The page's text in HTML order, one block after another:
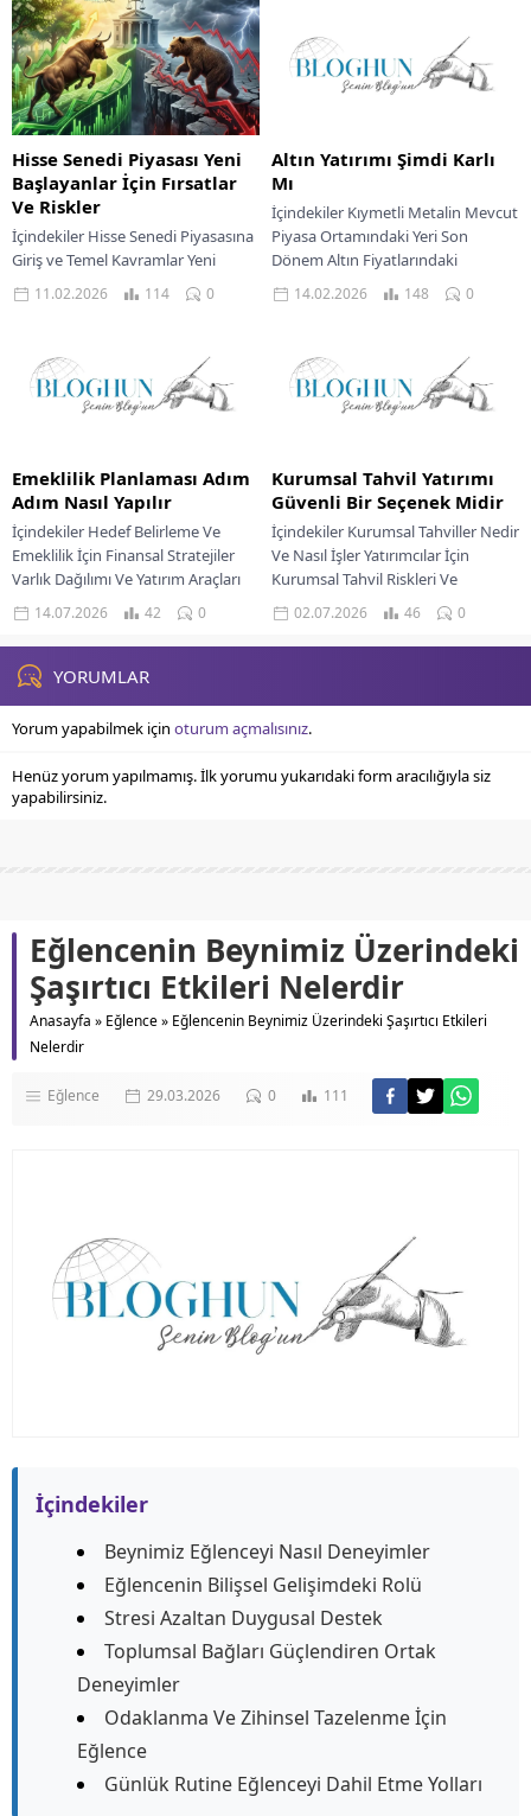
Yeni Normal Ekonominin...
Hisse Senedi Piyasası Yeni
Başlayanlar İçin Fırsatlar
Ve Riskler
İçindekiler Hisse Senedi Piyasasına
Giriş ve Temel Kavramlar Yeni
Başlayanlar İçin Hisse Senedi
Piyasasının Sunduğu Fırsatlar
11.02.2026 114 0
Altın Yatırımı Şimdi Karlı
Mı
İçindekiler Kıymetli Metalin Mevcut
Piyasa Ortamındaki Yeri Son
Dönem Altın Fiyatlarındaki
Dalgalanmalar Altın Değerlemesini
Etkileyen Temel Unsurlar Enflasyon
14.02.2026 148 0
Emeklilik Planlaması Adım
Adım Nasıl Yapılır
İçindekiler Hedef Belirleme Ve
Emeklilik İçin Finansal Stratejiler
Varlık Dağılımı Ve Yatırım Araçları
Emeklilik Planlamasında Risk
Yönetimi Geleceğe Yönelik
İhtimali...
14.07.2026 42 0
Kurumsal Tahvil Yatırımı
Güvenli Bir Seçenek Midir
İçindekiler Kurumsal Tahviller Nedir
Ve Nasıl İşler Yatırımcılar İçin
Kurumsal Tahvil Riskleri Ve
Avantajları Kurumsal Tahvil
Yatırımında Ek Riskler Geleceğe...
02.07.2026 46 0
YORUMLAR
Yorum yapabilmek için oturum açmalısınız.
Henüz yorum yapılmamış. İlk yorumu yukarıdaki form aracılığıyla siz
yapabilirsiniz.
Eğlencenin Beynimiz Üzerindeki
Şaşırtıcı Etkileri Nelerdir
Anasayfa » Eğlence» Eğlencenin Beynimiz Üzerindeki Şaşırtıcı Etkileri
Nelerdir
Eğlence 29.03.2026 0 111
İçindekiler
Beynimiz Eğlenceyi Nasıl Deneyimler
Eğlencenin Bilişsel Gelişimdeki Rolü
Stresi Azaltan Duygusal Destek
Toplumsal Bağları Güçlendiren Ortak
Deneyimler
Odaklanma Ve Zihinsel Tazelenme İçin
Eğlence
Günlük Rutine Eğlenceyi Dahil Etme Yolları